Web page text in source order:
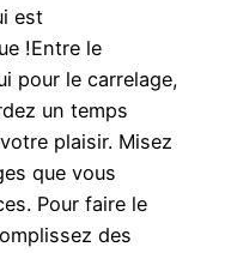
est
!Entre le
pour le carrelage,
un temps
plaisir. Misez
que vous
Pour faire le
des